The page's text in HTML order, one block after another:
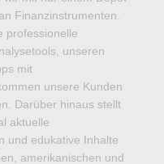
Finanzinstrumenten.
professionelle
unseren
mit
unsere Kunden
Darüber hinaus stellt
aktuelle
und edukative Inhalte
amerikanischen und